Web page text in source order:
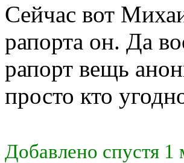
Сейчас вот
рапорта он. Да
рапорт вещь
просто кто
Добавлено спустя 1